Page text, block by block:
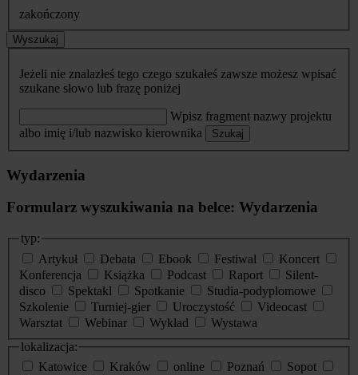
zakończony
Wyszukaj
Jeżeli nie znalazłeś tego czego szukałeś zawsze możesz wpisać
szukane słowo lub frazę poniżej
Wpisz fragment nazwy projektu
albo imię i/lub nazwisko kierownika
Szukaj
Wydarzenia
Formularz wyszukiwania na belce: Wydarzenia
typ:
Artykuł
Debata Ebook Festiwal
Koncert
Konferencja
Książka Podcast Raport
Silent-
disco
Spektakl Spotkanie
Studia-podyplomowe
Szkolenie
Turniej-gier Uroczystość
Videocast
Warsztat
Webinar Wykład
Wystawa
lokalizacja:
Katowice
Kraków online Poznań
Sopot